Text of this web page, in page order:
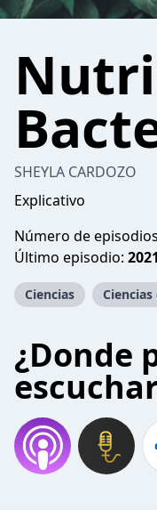
SHEYLA CARDOZO
Explicativo
Número de
Último episodio:
Ciencias
¿Donde